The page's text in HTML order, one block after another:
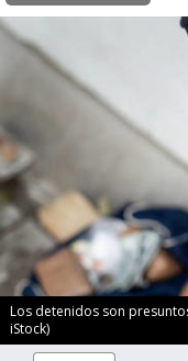
Los detenidos son
iStock)